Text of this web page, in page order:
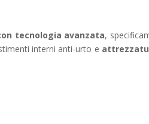
tecnologia avanzata,
interni anti-urto e